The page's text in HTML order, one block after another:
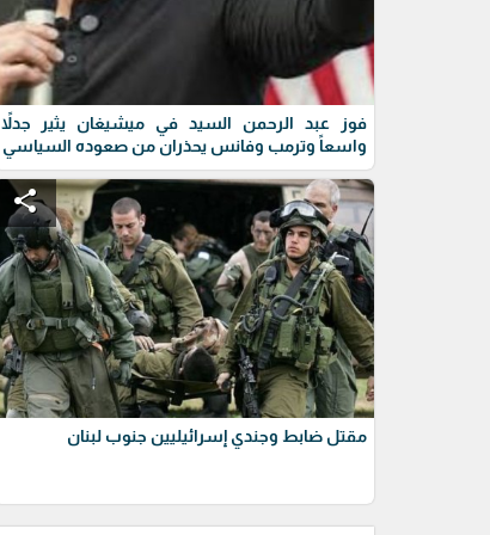
فوز عبد الرحمن السيد في ميشيغان يثير جدلاً
واسعاً وترمب وفانس يحذران من صعوده السياسي
share
مقتل ضابط وجندي إسرائيليين جنوب لبنان